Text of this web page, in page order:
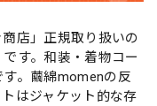
店」正規取り扱いの
す。和装・着物コー
す。繭綿momenの反
はジャケット的な存